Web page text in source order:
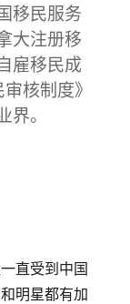
移民服务
大注册移
雇移民成
核制度》
。
直受到中国
明星都有加